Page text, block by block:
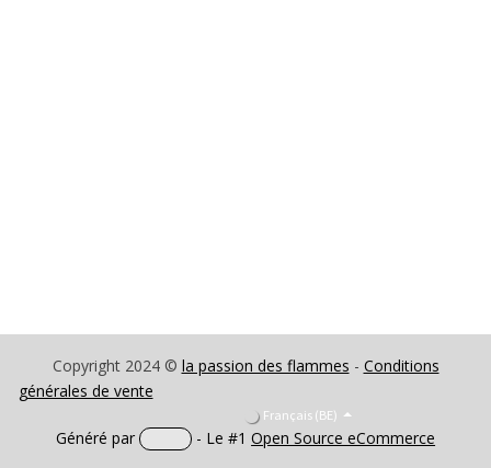
Copyright 2024 © la passion des flammes - Conditions
générales de vente
Français (BE)
Généré par - Le #1Open Source eCommerce